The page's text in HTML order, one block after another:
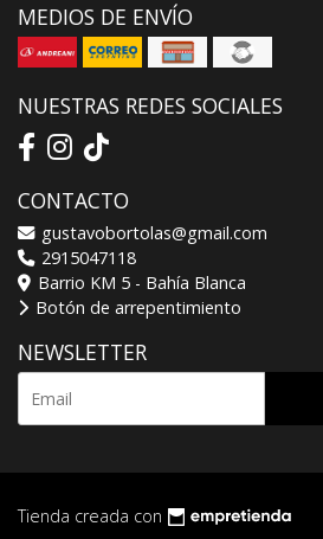
MEDIOS DE ENVÍO
NUESTRAS REDES SOCIALES
CONTACTO
gustavobortolas@gmail.com
2915047118
Barrio KM 5 - Bahía Blanca
Botón de arrepentimiento
NEWSLETTER
Tienda creada con